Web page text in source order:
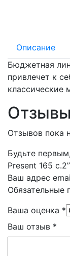
Описание
Бюджетная
привлечет к
классические
Отзывы
Отзывов пока
Будьте
Present 165 с.2”
Ваш адрес
Обязательные
Ваша оценка *
Ваш отзыв *